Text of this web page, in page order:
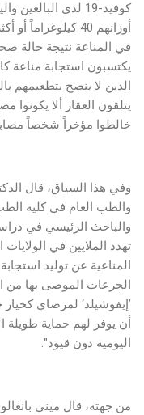
أوزانهم 40
في المناعة نتيجة حالة
خالطوا مؤخراً شخصاً
وفي هذا السياق، قال
والطب العام في كلية
تهدد الملايين في
المناعية عن توليد
الجرعات الموصى بها من
’إيفوشيلد‘ لمرضاي
أن يوفر لهم حماية طويلة
اليومية دون قيود".
من جهته، قال ميني